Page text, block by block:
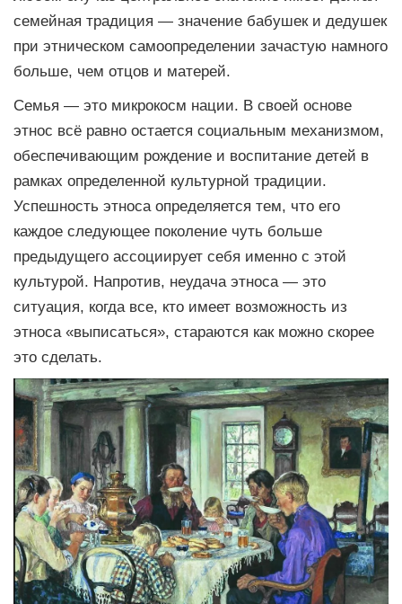
семейная традиция — значение бабушек и дедушек
при этническом самоопределении зачастую намного
больше, чем отцов и матерей.
Семья — это микрокосм нации. В своей основе
этнос всё равно остается социальным механизмом,
обеспечивающим рождение и воспитание детей в
рамках определенной культурной традиции.
Успешность этноса определяется тем, что его
каждое следующее поколение чуть больше
предыдущего ассоциирует себя именно с этой
культурой. Напротив, неудача этноса — это
ситуация, когда все, кто имеет возможность из
этноса «выписаться», стараются как можно скорее
это сделать.